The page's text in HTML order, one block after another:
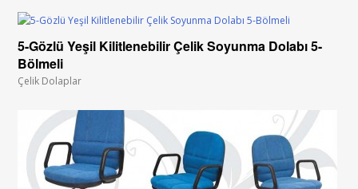
5-Gözlü Yeşil Kilitlenebilir Çelik Soyunma Dolabı 5-
Bölmeli
Çelik Dolaplar